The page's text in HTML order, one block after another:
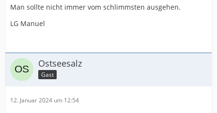
Man sollte nicht immer vom schlimmsten ausgehen.
LG Manuel
Ostseesalz
Gast
12. Januar 2024 um 12:54